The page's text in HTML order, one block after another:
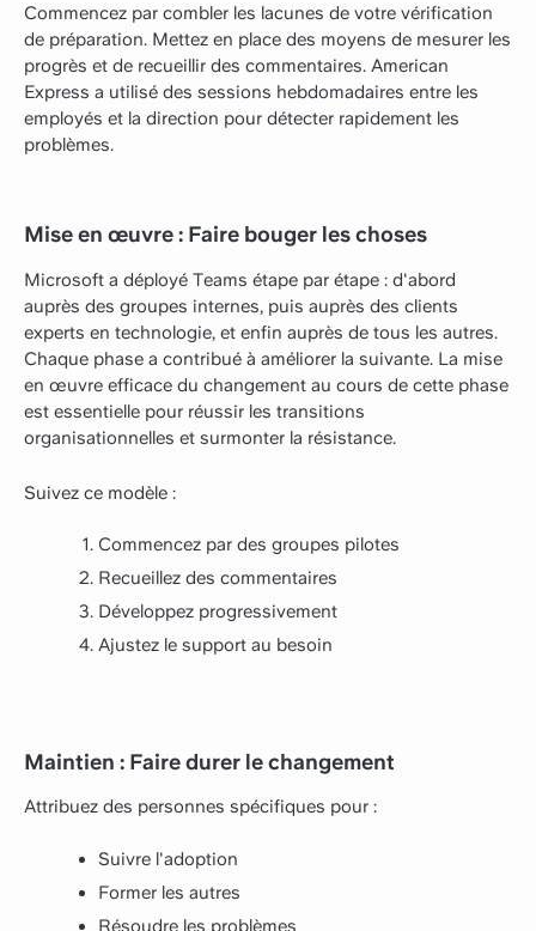
Commencez par combler les lacunes de votre vérification
de préparation. Mettez en place des moyens de mesurer les
progrès et de recueillir des commentaires. American
Express a utilisé des sessions hebdomadaires entre les
employés et la direction pour détecter rapidement les
problèmes.
Mise en œuvre : Faire bouger les choses
Microsoft a déployé Teams étape par étape : d'abord
auprès des groupes internes, puis auprès des clients
experts en technologie, et enfin auprès de tous les autres.
Chaque phase a contribué à améliorer la suivante. La mise
en œuvre efficace du changement au cours de cette phase
est essentielle pour réussir les transitions
organisationnelles et surmonter la résistance.
Suivez ce modèle :
Commencez par des groupes pilotes
Recueillez des commentaires
Développez progressivement
Ajustez le support au besoin
Maintien : Faire durer le changement
Attribuez des personnes spécifiques pour :
Suivre l'adoption
Former les autres
Résoudre les problèmes